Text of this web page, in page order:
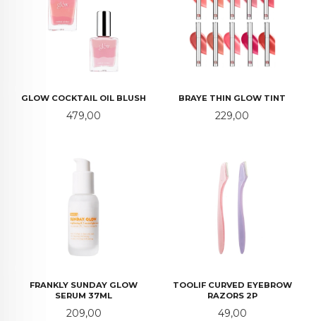
GLOW COCKTAIL OIL BLUSH
Pris
479,00
BRAYE THIN GLOW TINT
Pris
229,00
FRANKLY SUNDAY GLOW
SERUM 37ML
Pris
209,00
TOOLIF CURVED EYEBROW
RAZORS 2P
Pris
49,00